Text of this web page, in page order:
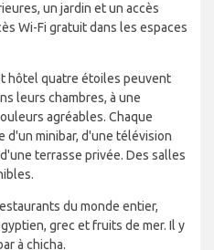
un jardin et un accès
Wi-Fi gratuit dans les espaces
hôtel quatre étoiles peuvent
leurs chambres, à une
agréables. Chaque
d'un minibar, d'une télévision
terrasse privée. Des salles
du monde entier,
grec et fruits de mer. Il y
à chicha.